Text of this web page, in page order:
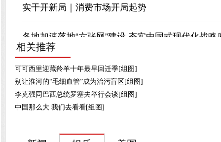
相关推荐
可可西里迎藏羚羊十年最早回迁季[组图]
别让淮河的“毛细血管”成为治污盲区[组图]
李克强同巴西总统罗塞夫举行会谈[组图]
中国那么大 我们去看看[组图]